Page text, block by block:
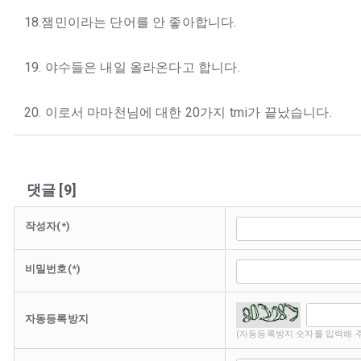
18.잼민이라는 단어를 안 좋아합니다.
19. 야수들은 내일 올라온다고 합니다.
20. 이로서 마마천님에 대한 20가지 tmi가 끝났습니다.
댓글 [9]
작성자(*)
비밀번호(*)
자동등록방지
(자동등록방지 숫자를 입력해